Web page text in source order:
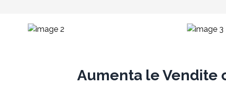
Aumenta le Vendite